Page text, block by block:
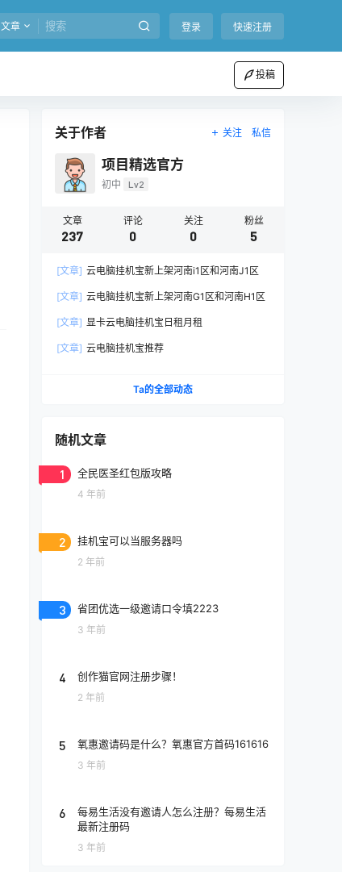
文章 登录 快速注册
投稿
关于作者 关注 私信
项目精选官方
初中 Lv2
文章
237
评论
0
关注
0
粉丝
5
[文章] 云电脑挂机宝新上架河南i1区和河南J1区
[文章] 云电脑挂机宝新上架河南G1区和河南H1区
[文章] 显卡云电脑挂机宝日租月租
[文章] 云电脑挂机宝推荐
Ta的全部动态
随机文章
1 全民医圣红包版攻略
4 年前
2 挂机宝可以当服务器吗
2 年前
3 省团优选一级邀请口令填2223
3 年前
4 创作猫官网注册步骤！
2 年前
5 氧惠邀请码是什么？氧惠官方首码161616
3 年前
6
每易生活没有邀请人怎么注册？每易生活
最新注册码
3 年前